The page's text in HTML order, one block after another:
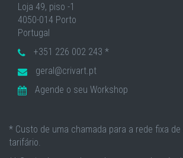
Loja 49, piso -1
4050-014 Porto
Portugal
+351 226 002 243 *
geral@crivart.pt
Agende o seu Workshop
* Custo de uma chamada para a rede fixa
tarifário.